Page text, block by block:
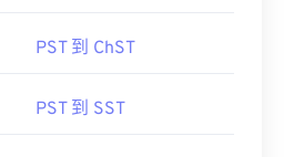
PST 到 ChST
PST 到 SST